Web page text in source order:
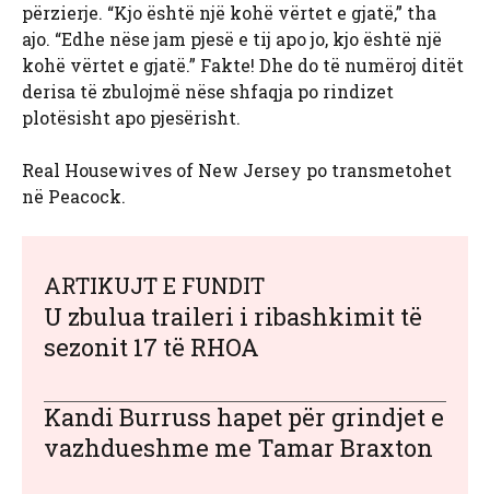
përzierje. “Kjo është një kohë vërtet e gjatë,” tha
ajo. “Edhe nëse jam pjesë e tij apo jo, kjo është një
kohë vërtet e gjatë.” Fakte! Dhe do të numëroj ditët
derisa të zbulojmë nëse shfaqja po rindizet
plotësisht apo pjesërisht.
Real Housewives of New Jersey po transmetohet
në Peacock.
ARTIKUJT E FUNDIT
U zbulua traileri i ribashkimit të
sezonit 17 të RHOA
Kandi Burruss hapet për grindjet e
vazhdueshme me Tamar Braxton